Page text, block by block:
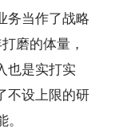
务当作了战略
磨的体量，
也是实打实
不设上限的研